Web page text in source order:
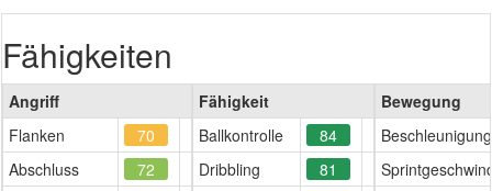
Fähigkeiten
Angriff
Flanken
70
Abschluss
72
Fähigkeit
Ballkontrolle
84
Dribbling
81
Bewegung
Beschleunigung